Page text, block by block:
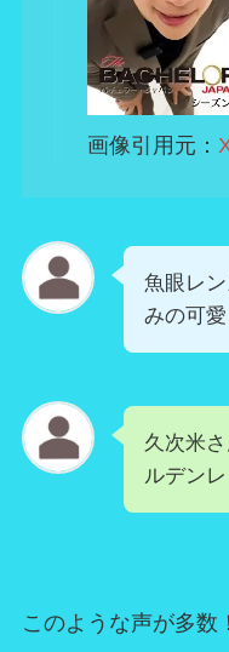
画像引用元：
魚眼レ
みの可愛
久次米
ルデン
このような声が多数！